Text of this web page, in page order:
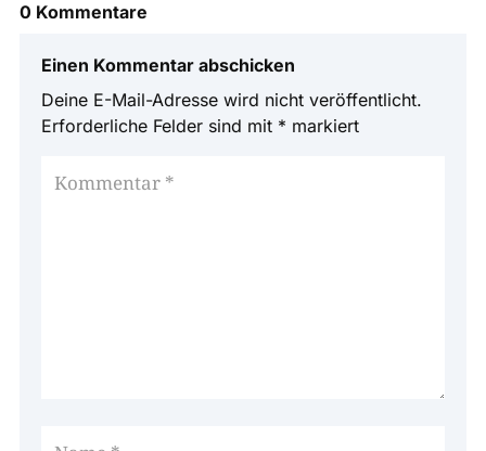
0 Kommentare
Einen Kommentar abschicken
Deine E-Mail-Adresse wird nicht veröffentlicht.
Erforderliche Felder sind mit * markiert